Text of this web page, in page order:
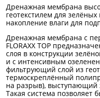
Дренажная мембрана
геотекстилем для
накопление влаги для
Дренажная мембрана с
FLORAXX ТОР
слоя в конструкции
и с интенсивным
фильтрующий слой из
термоскреплённый
на разрыв), выступающий
Такая система позволяет